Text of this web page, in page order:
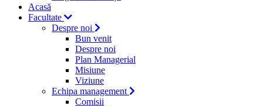
Acasă
Facultate
Despre noi
Bun venit
Despre noi
Plan Managerial
Misiune
Viziune
Echipa management
Comisii